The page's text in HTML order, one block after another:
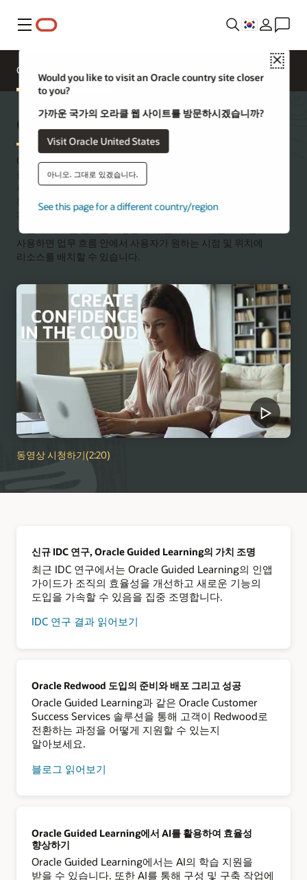
메뉴
Close
Would you like to visit an Oracle country site closer
to you?
가까운 국가의 오라클 웹 사이트를 방문하시겠습니까?
Visit Oracle United States
아니오. 그대로 있겠습니다.
See this page for a different country/region
Oracle Guided Learning Oracle University에 문의하기
Oracle Guided Learning
Oracle Guided Learning은 디지털 도입 플랫폼으로, 조직이
클라우드 애플리케이션 도입을 가속화 및 확장하고 그 결과를
측정하는 데 도움이 되는 인앱 가이드를 제공합니다. 이 플랫폼을
통해 관리자는 효율적으로 사용자를 교육하고, 업데이트를
전달하고, 맞춤형 안내를 제공하고, 행동을 강화하고, 피드백을
수집하고, 도입 결과를 측정할 수 있습니다. AI 기반 도구를
사용하면 업무 흐름 안에서 사용자가 원하는 시점 및 위치에
리소스를 배치할 수 있습니다.
동영상 시청하기(2:20)
신규 IDC 연구, Oracle Guided Learning의 가치 조명
최근 IDC 연구에서는 Oracle Guided Learning의 인앱
가이드가 조직의 효율성을 개선하고 새로운 기능의
도입을 가속할 수 있음을 집중 조명합니다.
IDC 연구 결과 읽어보기
Oracle Redwood 도입의 준비와 배포 그리고 성공
Oracle Guided Learning과 같은 Oracle Customer
Success Services 솔루션을 통해 고객이 Redwood로
전환하는 과정을 어떻게 지원할 수 있는지
알아보세요.
블로그 읽어보기
Oracle Guided Learning에서 AI를 활용하여 효율성
향상하기
Oracle Guided Learning에서는 AI의 학습 지원을
받을 수 있습니다. 또한 AI를 통해 구성 및 구축 작업에